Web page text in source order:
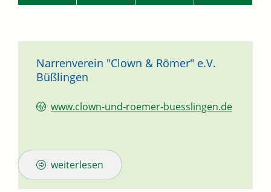
Narrenverein "Clown & Römer" e.V.
Büßlingen
www.clown-und-roemer-buesslingen.de
weiterlesen